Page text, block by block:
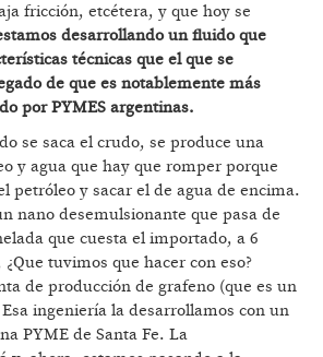
fricción, etcétera, y que hoy se
desarrollando un fluido que
técnicas que el que se
de que es notablemente más
por PYMES argentinas.
se saca el crudo, se produce una
y agua que hay que romper porque
petróleo y sacar el de agua de encima.
nano desemulsionante que pasa de
que cuesta el importado, a 6
tuvimos que hacer con eso?
de producción de grafeno (que es un
ingeniería la desarrollamos con un
PYME de Santa Fe. La